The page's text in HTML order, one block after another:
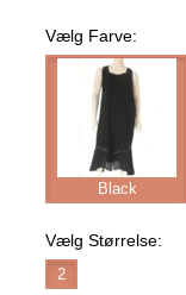
Vælg Farve:
Black
Vælg Størrelse:
2